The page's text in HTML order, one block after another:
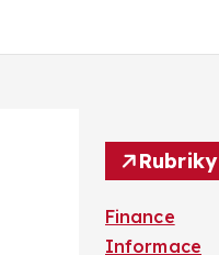
Rubriky
Finance
Informace